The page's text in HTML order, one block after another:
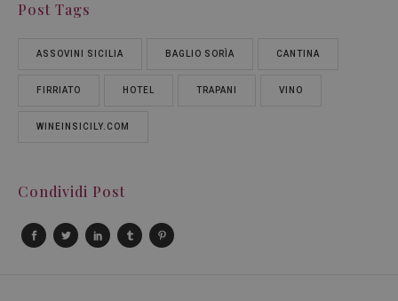
Post Tags
ASSOVINI SICILIA BAGLIO SORÌA CANTINA
FIRRIATO HOTEL TRAPANI VINO
WINEINSICILY.COM
Condividi Post